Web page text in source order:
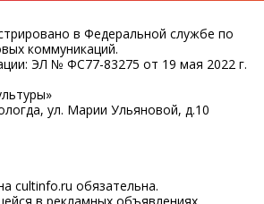
в Федеральной службе по
коммуникаций.
ЭЛ № ФС77-83275 от 19 мая 2022 г.
ул. Марии Ульяновой, д.10
cultinfo.ru обязательна.